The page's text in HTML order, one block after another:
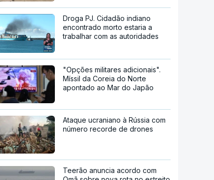
Droga PJ. Cidadão indiano
encontrado morto estaria a
trabalhar com as autoridades
"Opções militares adicionais".
Míssil da Coreia do Norte
apontado ao Mar do Japão
Ataque ucraniano à Rússia com
número recorde de drones
Teerão anuncia acordo com